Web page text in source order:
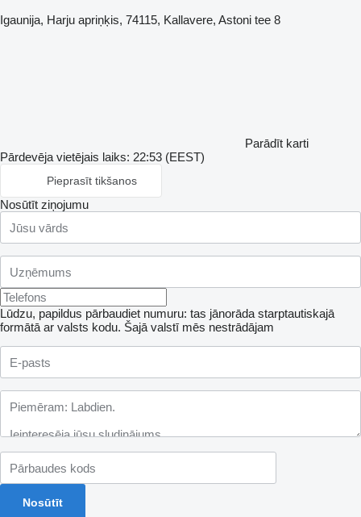
Igaunija, Harju apriņķis, 74115, Kallavere, Astoni tee 8
Parādīt karti
Pārdevēja vietējais laiks: 22:53 (EEST)
Pieprasīt tikšanos
Nosūtīt ziņojumu
Lūdzu, papildus pārbaudiet numuru: tas jānorāda starptautiskajā
formātā ar valsts kodu. Šajā valstī mēs nestrādājam